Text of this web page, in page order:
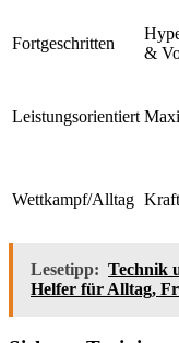
Fortgeschritten
&
Leistungsorientiert
Wettkampf/Alltag
Lesetipp: Technik
Helfer für Alltag,